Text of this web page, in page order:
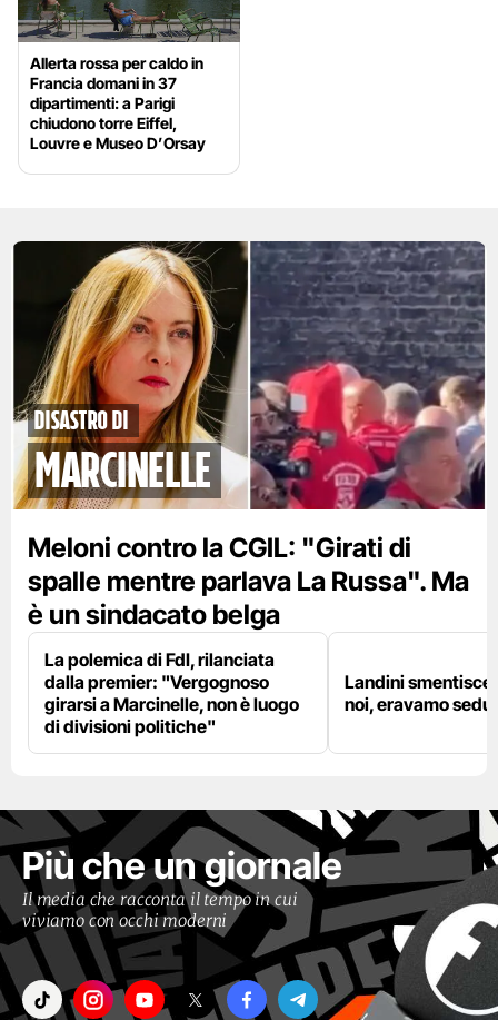
Allerta rossa per caldo in
Francia domani in 37
dipartimenti: a Parigi
chiudono torre Eiffel,
Louvre e Museo D’Orsay
disastro di
marcinelle
Meloni contro la CGIL: "Girati di
spalle mentre parlava La Russa". Ma
è un sindacato belga
La polemica di FdI, rilanciata
dalla premier: "Vergognoso
girarsi a Marcinelle, non è luogo
di divisioni politiche"
Landini
noi, eravamo
Più che un giornale
Il media che racconta il tempo in cui
viviamo con occhi moderni